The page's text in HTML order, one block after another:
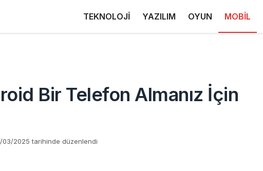
TEKNOLOJİ YAZILIM OYUN MOBİL
Bir Telefon Almanız İçin
03/2025 tarihinde düzenlendi